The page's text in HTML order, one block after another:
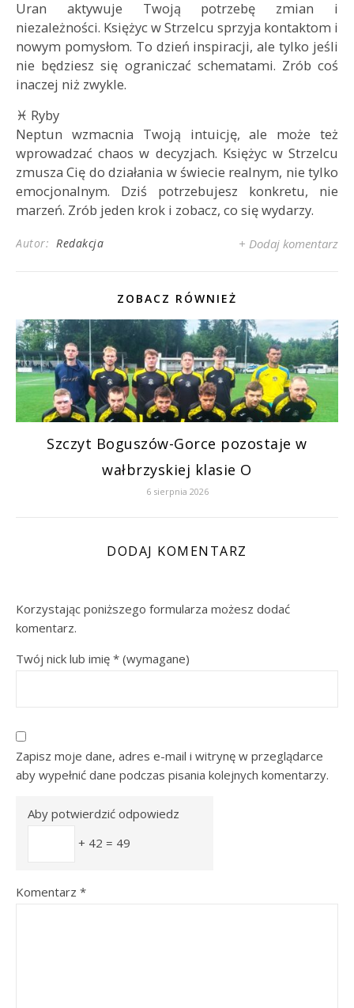
Uran aktywuje Twoją potrzebę zmian i
niezależności. Księżyc w Strzelcu sprzyja kontaktom i
nowym pomysłom. To dzień inspiracji, ale tylko jeśli
nie będziesz się ograniczać schematami. Zrób coś
inaczej niż zwykle.
♓ Ryby
Neptun wzmacnia Twoją intuicję, ale może też
wprowadzać chaos w decyzjach. Księżyc w Strzelcu
zmusza Cię do działania w świecie realnym, nie tylko
emocjonalnym. Dziś potrzebujesz konkretu, nie
marzeń. Zrób jeden krok i zobacz, co się wydarzy.
Autor: Redakcja + Dodaj komentarz
ZOBACZ RÓWNIEŻ
Szczyt Boguszów-Gorce pozostaje w
wałbrzyskiej klasie O
6 sierpnia 2026
DODAJ KOMENTARZ
Korzystając poniższego formularza możesz dodać
komentarz.
Twój nick lub imię * (wymagane)
Zapisz moje dane, adres e-mail i witrynę w przeglądarce
aby wypełnić dane podczas pisania kolejnych komentarzy.
Aby potwierdzić odpowiedz
+ 42 = 49
Komentarz *